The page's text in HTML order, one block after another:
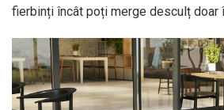
fierbinți încât poți merge desculț doar